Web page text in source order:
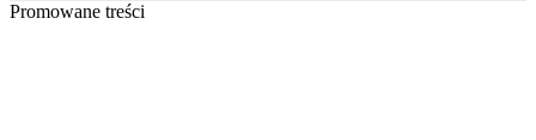
Promowane treści